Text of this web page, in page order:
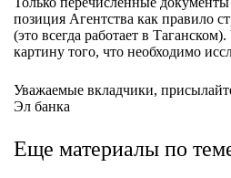
позиция Агентства как правило
(это всегда работает в
картину того, что необходимо
Уважаемые вкладчики,
Эл банка
Еще материалы по